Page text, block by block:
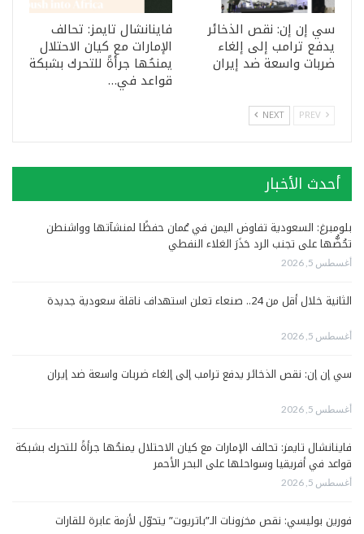
سي إن إن: نقص الذخائر
يدفع ترامب إلى إلغاء
ضربات واسعة ضد إيران
فاينانشال تايمز: تحالف
الإمارات مع كيان الاحتلال
يمنحُها جرأةً للتحرك بشبكة
قواعد في…
NEXT
أحدث الأخبار
بلومبرغ: السعودية تفاوض اليمن في عُمان حفظًا لمنشآتها وواشنطن
تحُضُّها على تجنب الرد حَذَرَ الغلاء النفطي
أغسطس 5, 2026
الثانية خلال أقل من 24.. صنعاء تعلن استهداف ناقلة سعودية جديدة
أغسطس 5, 2026
سي إن إن: نقص الذخائر يدفع ترامب إلى إلغاء ضربات واسعة ضد إيران
أغسطس 5, 2026
فاينانشال تايمز: تحالف الإمارات مع كيان الاحتلال يمنحُها جرأةً للتحرك بشبكة
قواعد في أفريقيا وسواحلها على البحر الأحمر
أغسطس 5, 2026
فورين بوليسي: نقص مخزونات الـ”باتريوت” يتحوّل لأزمة عابرة للقارات